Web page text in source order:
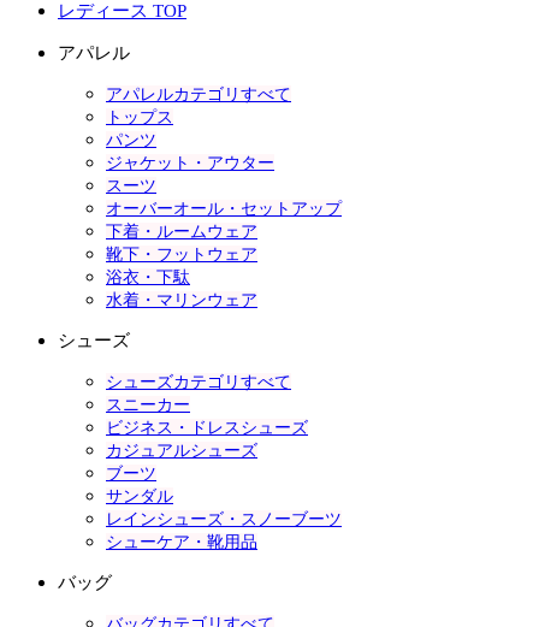
レディース TOP
アパレル
アパレルカテゴリすべて
トップス
パンツ
ジャケット・アウター
スーツ
オーバーオール・セットアップ
下着・ルームウェア
靴下・フットウェア
浴衣・下駄
水着・マリンウェア
シューズ
シューズカテゴリすべて
スニーカー
ビジネス・ドレスシューズ
カジュアルシューズ
ブーツ
サンダル
レインシューズ・スノーブーツ
シューケア・靴用品
バッグ